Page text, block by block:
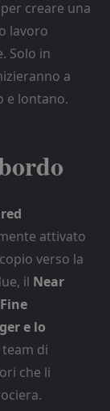
creare una
lavoro
Solo in
a
e lontano.
attivato
verso la
il Near
Fine
e lo
team di
che li